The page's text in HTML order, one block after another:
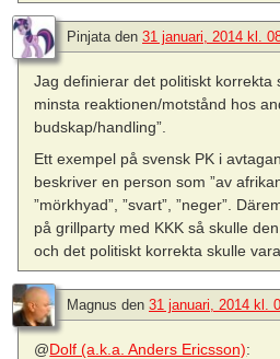
Pinjataden 31 januari, 2014 kl.
Jag definierar det politiskt korrekta
minsta reaktionen/motstånd hos
budskap/handling”.
Ett exempel på svensk PK i
beskriver en person som ”av
”mörkhyad”, ”svart”, ”neger”.
på grillparty med KKK så skulle
och det politiskt korrekta skulle vara
Magnus den 31 januari, 2014 kl.
@Dolf (a.k.a. Anders Ericsson):